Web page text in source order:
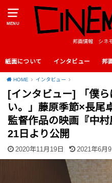
MENU
邦画情報 シネ
紙面について インタビュー 邦
HOME インタビュー
[インタビュー] 「僕
い。」藤原季節×長尾
監督作品の映画『中
21日より公開
2020年11月19日 2021年6月9